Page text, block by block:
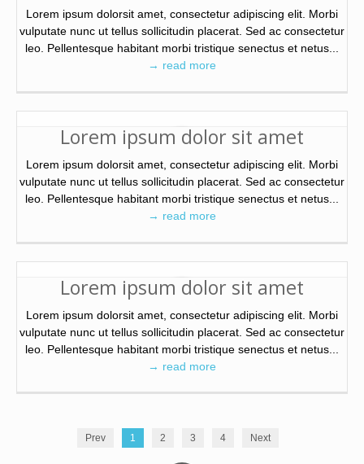
Lorem ipsum dolorsit amet, consectetur adipiscing elit. Morbi
vulputate nunc ut tellus sollicitudin placerat. Sed ac consectetur
leo. Pellentesque habitant morbi tristique senectus et netus...
→ read more
Lorem ipsum dolor sit amet
Lorem ipsum dolorsit amet, consectetur adipiscing elit. Morbi
vulputate nunc ut tellus sollicitudin placerat. Sed ac consectetur
leo. Pellentesque habitant morbi tristique senectus et netus...
→ read more
Lorem ipsum dolor sit amet
Lorem ipsum dolorsit amet, consectetur adipiscing elit. Morbi
vulputate nunc ut tellus sollicitudin placerat. Sed ac consectetur
leo. Pellentesque habitant morbi tristique senectus et netus...
→ read more
Prev 1 2 3 4 Next